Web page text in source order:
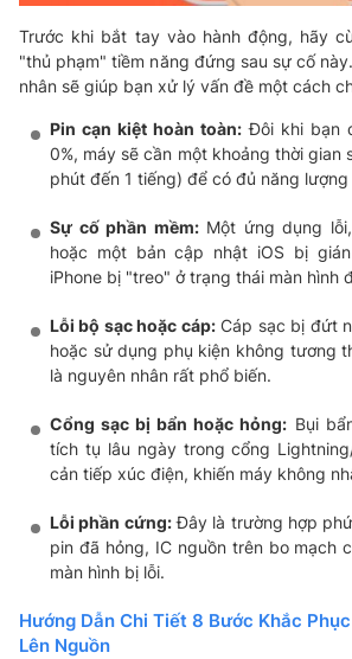
Trước khi bắt tay vào hành động, hãy
"thủ phạm" tiềm năng đứng sau sự cố
nhân sẽ giúp bạn xử lý vấn đề một cách
Pin cạn kiệt hoàn toàn: Đôi khi bạn
0%, máy sẽ cần một khoảng thời gian
phút đến 1 tiếng) để có đủ năng
Sự cố phần mềm:Một ứng dụng
hoặc một bản cập nhật iOS bị
iPhone bị "treo" ở trạng thái màn hình
Lỗi bộ sạc hoặc cáp:Cáp sạc bị đứt
hoặc sử dụng phụ kiện không tương
là nguyên nhân rất phổ biến.
Cổng sạc bị bẩn hoặc hỏng: Bụi
tích tụ lâu ngày trong cổng
cản tiếp xúc điện, khiến máy không
Lỗi phần cứng:Đây là trường hợp
pin đã hỏng, IC nguồn trên bo mạch
màn hình bị lỗi.
Hướng Dẫn Chi Tiết 8 Bước Khắc
Lên Nguồn